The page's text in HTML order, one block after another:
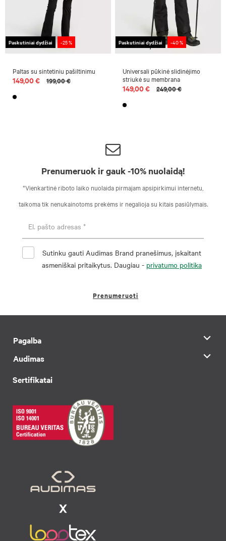
Paskutiniai dydžiai -25 %
Paltas su sintetiniu pašiltinimu
149,00 € 199,00 €
Paskutiniai dydžiai -40 %
Universali pūkinė slidinėjimo
striukė su membrana
149,00 € 249,00 €
Prenumeruok ir gauk -10% nuolaidą!
*Vienkartinė riboto laiko nuolaida pirmajam apsipirkimui internetu,
taikoma tik nenukainotoms prekėms ir negalioja su kitais pasiūlymais.
Sutinku gauti Audimas Brand pranešimus, įskaitant
asmeniškai pritaikytus. Daugiau - privatumo politika
Prenumeruoti
Pagalba
Audimas
Sertifikatai